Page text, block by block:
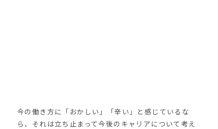
今の働き方に「おかしい」「辛い」と感じているな
ら、それは立ち止まって今後のキャリアについて考え